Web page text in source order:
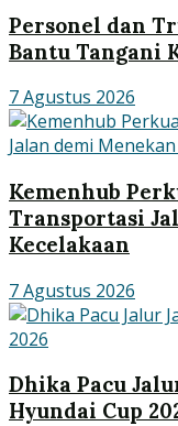
Personel dan
Bantu Tangani
7 Agustus 2026
Kemenhub
Transportasi
Kecelakaan
7 Agustus 2026
Dhika Pacu
Hyundai Cup